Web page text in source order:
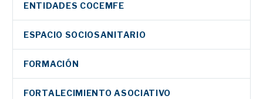
ENTIDADES COCEMFE
ESPACIO SOCIOSANITARIO
FORMACIÓN
FORTALECIMIENTO ASOCIATIVO